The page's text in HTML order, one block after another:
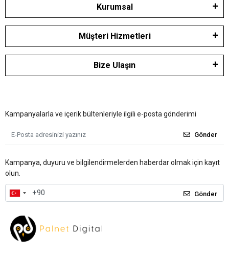
Kurumsal
Müşteri Hizmetleri
Bize Ulaşın
Kampanyalarla ve içerik bültenleriyle ilgili e-posta gönderimi
Gönder
Kampanya, duyuru ve bilgilendirmelerden haberdar olmak için kayıt
olun.
Gönder